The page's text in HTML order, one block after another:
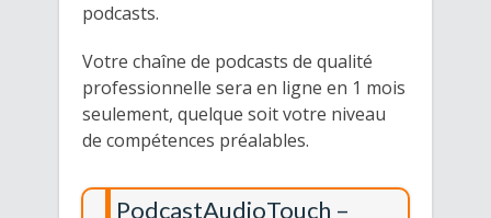
podcasts.
Votre chaîne de podcasts de qualité
professionnelle sera en ligne en 1 mois
seulement, quelque soit votre niveau
de compétences préalables.
PodcastAudioTouch –